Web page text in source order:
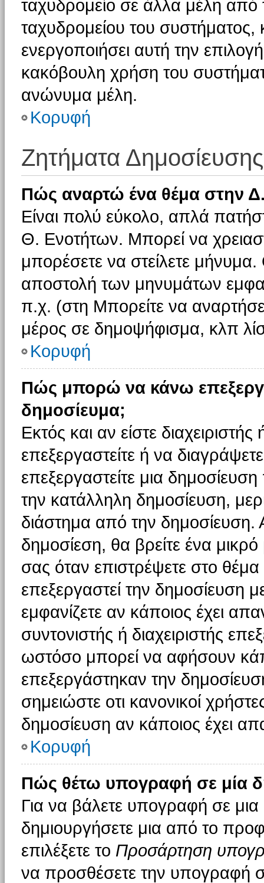
ταχυδρομείο σε άλλα μέλη
ταχυδρομείου του συστήματος,
ενεργοποιήσει αυτή την
κακόβουλη χρήση του
ανώνυμα μέλη.
Κορυφή
Ζητήματα Δημοσίευσης
Πώς αναρτώ ένα θέμα στην
Είναι πολύ εύκολο, απλά
Θ. Ενοτήτων. Μπορεί να
μπορέσετε να στείλετε μήνυμα.
αποστολή των μηνυμάτων
π.χ. (στη Μπορείτε να
μέρος σε δημοψήφισμα, κλπ
Κορυφή
Πώς μπορώ να κάνω
δημοσίευμα;
Εκτός και αν είστε
επεξεργαστείτε ή να
επεξεργαστείτε μια
την κατάλληλη δημοσίευση,
διάστημα από την δημοσίευση.
δημοσίεση, θα βρείτε ένα
σας όταν επιστρέψετε στο
επεξεργαστεί την δημοσίευση
εμφανίζετε αν κάποιος έχει
συντονιστής ή διαχειριστής
ωστόσο μπορεί να αφήσουν
επεξεργάστηκαν την
σημειώστε οτι κανονικοί
δημοσίευση αν κάποιος έχει
Κορυφή
Πώς θέτω υπογραφή σε μία
Για να βάλετε υπογραφή σε
δημιουργήσετε μια από το
επιλέξετε το Προσάρτηση
να προσθέσετε την υπογραφή